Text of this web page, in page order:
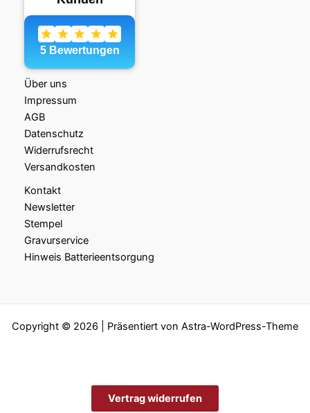
Über uns
Impressum
AGB
Datenschutz
Widerrufsrecht
Versandkosten
Kontakt
Newsletter
Stempel
Gravurservice
Hinweis Batterieentsorgung
Copyright © 2026 | Präsentiert von Astra-WordPress-Theme
Vertrag widerrufen